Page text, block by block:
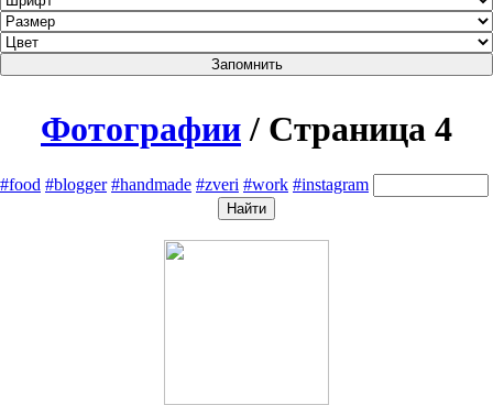
Фотографии/ Страница 4
#food #blogger #handmade #zveri #work #instagram